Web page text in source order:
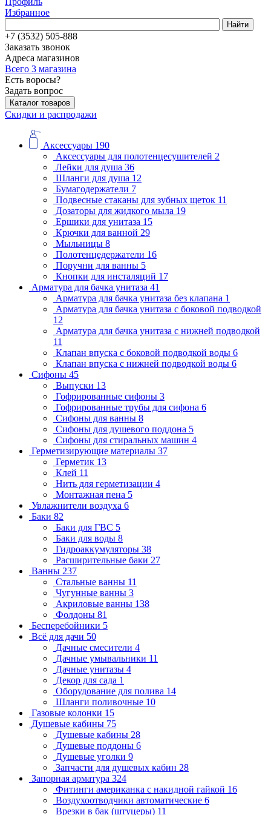
Избранное
Найти
+7 (3532) 505-888
Заказать звонок
Адреса магазинов
Всего 3 магазина
Есть воросы?
Задать вопрос
Каталог товаров
Скидки и распродажи
Аксессуары 190
Аксессуары для полотенцесушителей 2
Лейки для душа 36
Шланги для душа 12
Бумагодержатели 7
Подвесные стаканы для зубных щеток 11
Дозаторы для жидкого мыла 19
Ершики для унитаза 15
Крючки для ванной 29
Мыльницы 8
Полотенцедержатели 16
Поручни для ванны 5
Кнопки для инсталяций 17
Арматура для бачка унитаза 41
Арматура для бачка унитаза без клапана 1
Арматура для бачка унитаза с боковой подводкой
12
Арматура для бачка унитаза с нижней подводкой
11
Клапан впуска с боковой подводкой воды 6
Клапан впуска с нижней подводкой воды 6
Сифоны 45
Выпуски 13
Гофрированные сифоны 3
Гофрированные трубы для сифона 6
Сифоны для ванны 8
Сифоны для душевого поддона 5
Сифоны для стиральных машин 4
Герметизирующие материалы 37
Герметик 13
Клей 11
Нить для герметизации 4
Монтажная пена 5
Увлажнители воздуха 6
Баки 82
Баки для ГВС 5
Баки для воды 8
Гидроаккумуляторы 38
Расширительные баки 27
Ванны 237
Стальные ванны 11
Чугунные ванны 3
Акриловые ванны 138
Фолдоны 81
Бесперебойники 5
Всё для дачи 50
Дачные смесители 4
Дачные умывальники 11
Дачные унитазы 4
Декор для сада 1
Оборудование для полива 14
Шланги поливочные 10
Газовые колонки 15
Душевые кабины 75
Душевые кабины 28
Душевые поддоны 6
Душевые уголки 9
Запчасти для душевых кабин 28
Запорная арматура 324
Фитинги американка с накидной гайкой 16
Воздухоотводчики автоматические 6
Врезки в бак (штуцеры) 11